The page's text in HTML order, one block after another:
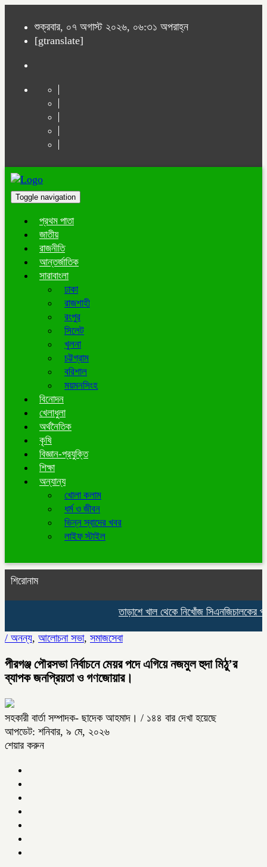
শুক্রবার, ০৭ অগাস্ট ২০২৬, ০৬:৩১ অপরাহ্ন
[gtranslate]
Toggle navigation
প্রথম পাতা
জাতীয়
রাজনীতি
আন্তর্জাতিক
সারাবাংলা
ঢাকা
রাজশাহী
রংপুর
সিলেট
খুলনা
চট্টগ্রাম
বরিশাল
ময়মনসিংহ
বিনোদন
খেলাধুলা
অর্থনৈতিক
কৃষি
বিজ্ঞান-প্রযুক্তি
শিক্ষা
অন্যান্য
খোলা কলাম
ধর্ম ও জীবন
ভিন্ন স্বাদের খবর
লাইফ স্টাইল
শিরোনাম
তাড়াশে খাল থেকে নিখোঁজ সিএনজিচালকের
/ অনন্য, আলোচনা সভা, সমাজসেবা
পীরগঞ্জ পৌরসভা নির্বাচনে মেয়র পদে এগিয়ে নজমুল হুদা মিঠু’র
ব্যাপক জনপ্রিয়তা ও গণজোয়ার।
সহকারী বার্তা সম্পাদক- ছাদেক আহমাদ। / ১৪৪ বার দেখা হয়েছে
আপডেট: শনিবার, ৯ মে, ২০২৬
শেয়ার করুন